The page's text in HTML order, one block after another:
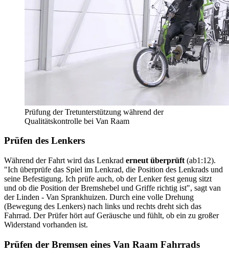
Prüfung der Tretunterstützung während der
Qualitätskontrolle bei Van Raam
Prüfen des Lenkers
Während der Fahrt wird das Lenkrad erneut überprüft (ab1:12).
"Ich überprüfe das Spiel im Lenkrad, die Position des Lenkrads und
seine Befestigung. Ich prüfe auch, ob der Lenker fest genug sitzt
und ob die Position der Bremshebel und Griffe richtig ist", sagt van
der Linden - Van Sprankhuizen. Durch eine volle Drehung
(Bewegung des Lenkers) nach links und rechts dreht sich das
Fahrrad. Der Prüfer hört auf Geräusche und fühlt, ob ein zu großer
Widerstand vorhanden ist.
Prüfen der Bremsen eines Van Raam Fahrrads